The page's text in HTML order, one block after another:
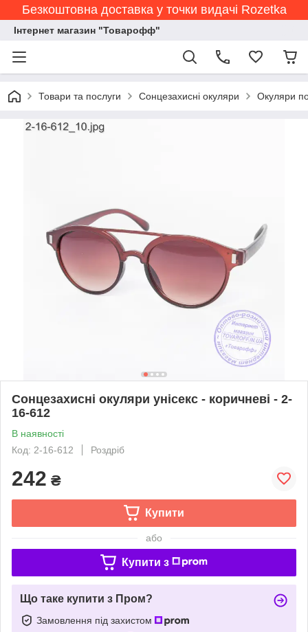
Безкоштовна доставка у точки видачі Rozetka
Інтернет магазин "Товарофф"
Товари та послуги Сонцезахисні окуляри Окуляри
Сонцезахисні окуляри унісекс - коричневі - 2-
16-612
В наявності
Код: 2-16-612
Роздріб
242 ₴
Купити
або
Купити з
Що таке купити з Пром?
Замовлення під захистом